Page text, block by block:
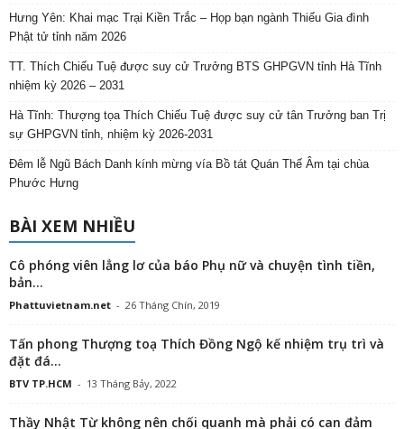
Hưng Yên: Khai mạc Trại Kiền Trắc – Họp bạn ngành Thiếu Gia đình
Phật tử tỉnh năm 2026
TT. Thích Chiếu Tuệ được suy cử Trưởng BTS GHPGVN tỉnh Hà Tĩnh
nhiệm kỳ 2026 – 2031
Hà Tĩnh: Thượng tọa Thích Chiếu Tuệ được suy cử tân Trưởng ban Trị
sự GHPGVN tỉnh, nhiệm kỳ 2026-2031
Đêm lễ Ngũ Bách Danh kính mừng vía Bồ tát Quán Thế Âm tại chùa
Phước Hưng
BÀI XEM NHIỀU
Cô phóng viên lẳng lơ của báo Phụ nữ và chuyện tình tiền,
bản...
Phattuvietnam.net - 26 Tháng Chín, 2019
Tấn phong Thượng toạ Thích Đồng Ngộ kế nhiệm trụ trì và
đặt đá...
BTV TP.HCM - 13 Tháng Bảy, 2022
Thầy Nhật Từ không nên chối quanh mà phải có can đảm